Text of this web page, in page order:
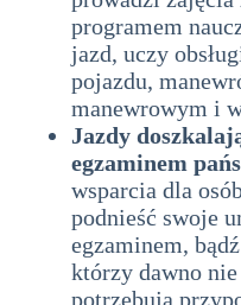
programem
jazd, uczy
pojazdu,
manewrowym i
Jazdy
egzaminem
wsparcia dla
podnieść swoje
egzaminem,
którzy dawno
potrzebują